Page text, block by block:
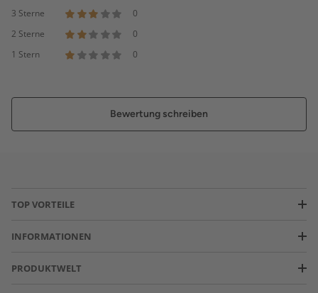
3 Sterne
0
2 Sterne
0
1 Stern
0
Bewertung schreiben
TOP VORTEILE
INFORMATIONEN
PRODUKTWELT